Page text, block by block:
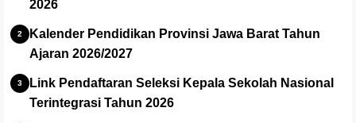
2026
Kalender Pendidikan Provinsi Jawa Barat Tahun
Ajaran 2026/2027
Link Pendaftaran Seleksi Kepala Sekolah Nasional
Terintegrasi Tahun 2026